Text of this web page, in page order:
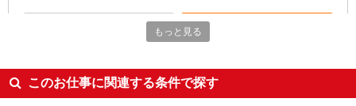
丸亀製麺旭店
キッチン・ホールスタッフ
もっと見る
このお仕事に関連する条件で探す